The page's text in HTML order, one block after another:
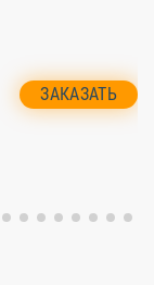
ЗАКАЗАТЬ